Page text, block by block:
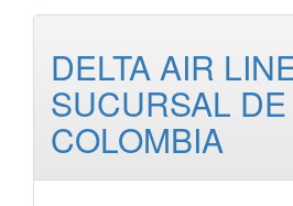
DELTA AIR
SUCURSAL DE
COLOMBIA